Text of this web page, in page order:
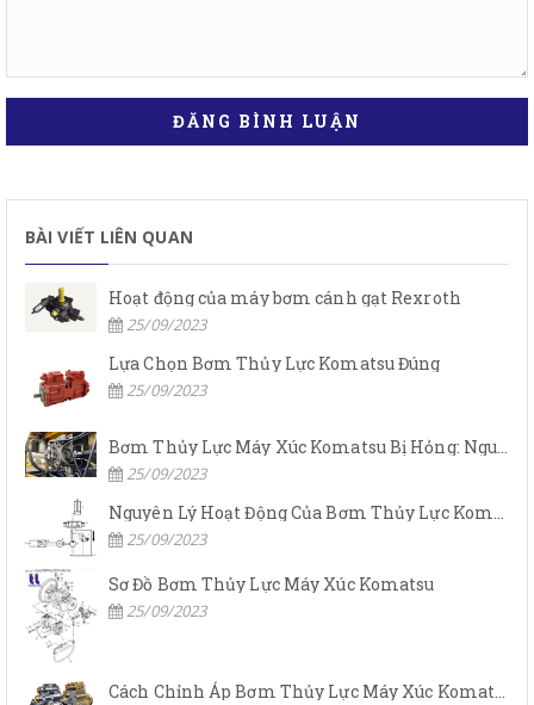
ĐĂNG BÌNH LUẬN
BÀI VIẾT LIÊN QUAN
Hoạt động của máy bơm cánh gạt Rexroth
25/09/2023
Lựa Chọn Bơm Thủy Lực Komatsu Đúng
25/09/2023
Bơm Thủy Lực Máy Xúc Komatsu Bị Hỏng: Nguyên Nhân Và Cách Khắc Phục
25/09/2023
Nguyên Lý Hoạt Động Của Bơm Thủy Lực Komatsu
25/09/2023
Sơ Đồ Bơm Thủy Lực Máy Xúc Komatsu
25/09/2023